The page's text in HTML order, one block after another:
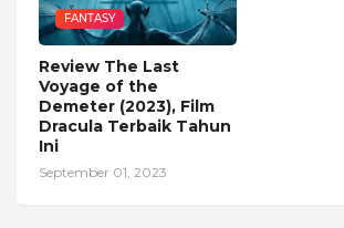
FANTASY
Review The Last
Voyage of the
Demeter (2023), Film
Dracula Terbaik Tahun
Ini
September 01, 2023